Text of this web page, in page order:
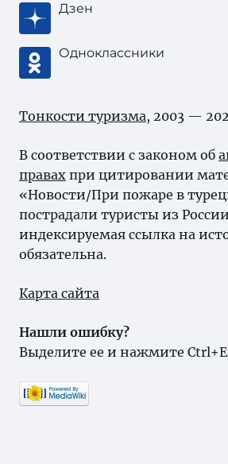
Дзен
Одноклассники
Тонкости туризма, 2003 —
В соответствии с законом об
правах при цитировании
«Новости/При пожаре в
пострадали туристы из
индексируемая ссылка на
обязательна.
Карта сайта
Нашли ошибку?
Выделите ее и нажмите